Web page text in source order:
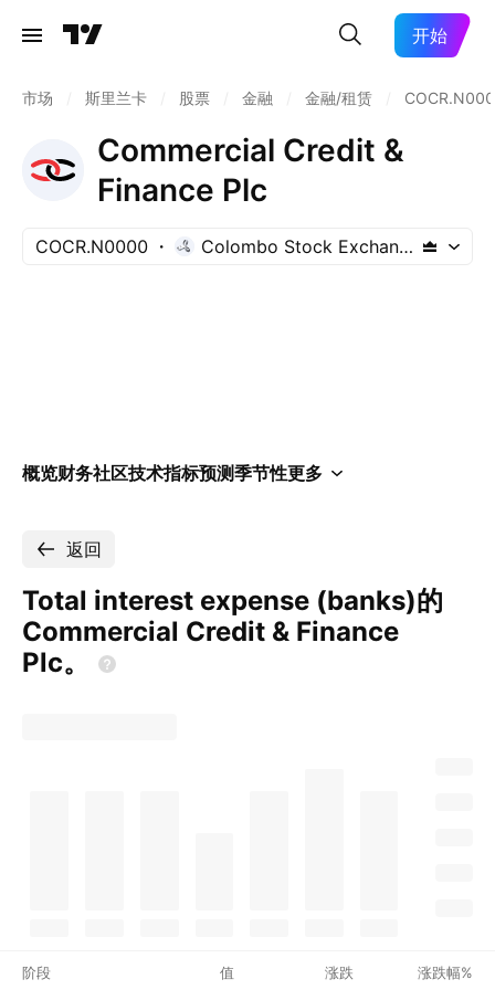
开始
市场 斯里兰卡 股票 金融 金融/租赁
Commercial Credit &
Finance Plc
COCR.N0000 Colombo Stock Exchange
概览财务社区技术指标预测季节性更多
返回
Total interest expense (banks)的
Commercial Credit & Finance
Plc。
阶段 值 涨跌 涨跌幅%